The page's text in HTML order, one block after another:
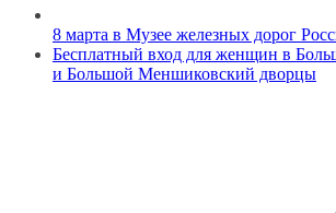
8 марта в Музее железных дорог
Бесплатный вход для женщин в
и Большой Меншиковский дворцы